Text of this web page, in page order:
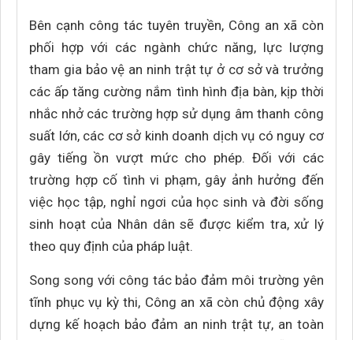
Bên cạnh công tác tuyên truyền, Công an xã còn
phối hợp với các ngành chức năng, lực lượng
tham gia bảo vệ an ninh trật tự ở cơ sở và trưởng
các ấp tăng cường nắm tình hình địa bàn, kịp thời
nhắc nhở các trường hợp sử dụng âm thanh công
suất lớn, các cơ sở kinh doanh dịch vụ có nguy cơ
gây tiếng ồn vượt mức cho phép. Đối với các
trường hợp cố tình vi phạm, gây ảnh hưởng đến
việc học tập, nghỉ ngơi của học sinh và đời sống
sinh hoạt của Nhân dân sẽ được kiểm tra, xử lý
theo quy định của pháp luật.
Song song với công tác bảo đảm môi trường yên
tĩnh phục vụ kỳ thi, Công an xã còn chủ động xây
dựng kế hoạch bảo đảm an ninh trật tự, an toàn